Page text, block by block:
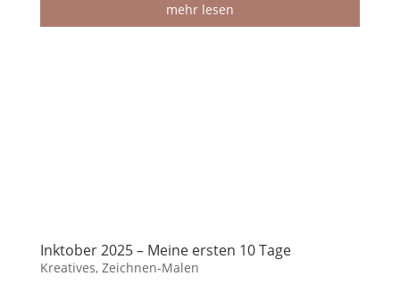
mehr lesen
Inktober 2025 – Meine ersten 10 Tage
Kreatives, Zeichnen-Malen